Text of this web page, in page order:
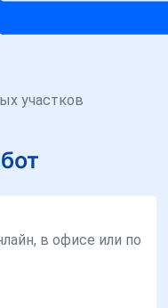
участков
в офисе или по